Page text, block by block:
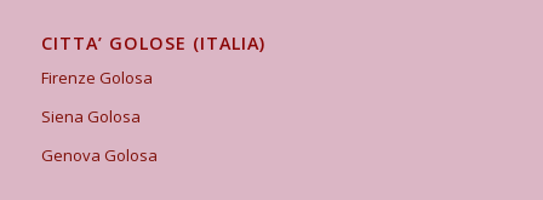
CITTA’ GOLOSE (ITALIA)
Firenze Golosa
Siena Golosa
Genova Golosa